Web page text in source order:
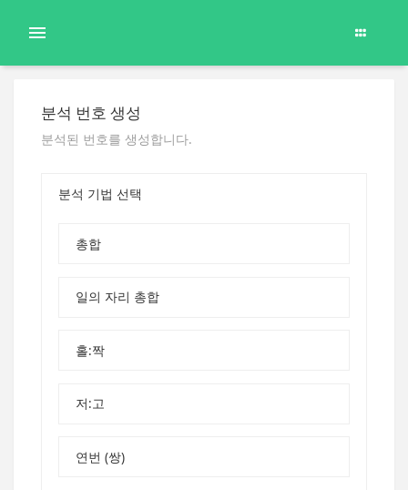
분석 번호 생성
분석된 번호를 생성합니다.
분석 기법 선택
총합
일의 자리 총합
홀:짝
저:고
연번 (쌍)